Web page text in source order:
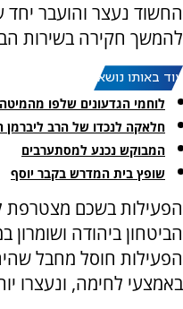
החשוד נעצר והועבר
להמשך חקירה בשירות
עוד באותו נושא:
לוחמי הגדעונים שלפו
חלאקה לנכדו של הרב ליברמן
המבוקש נכנע למסתערבים
שופץ בית המדרש בקבר יוסף
הפעילות בשכם מצטרפת
הביטחון ביהודה
הפעילות חוסל מחבל
באמצעי לחימה, ונעצרו יותר מ-100